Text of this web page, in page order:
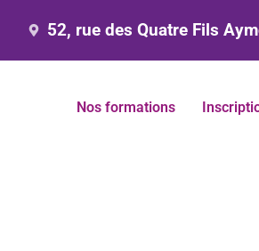
52, rue des Quatre Fils
Nos formations